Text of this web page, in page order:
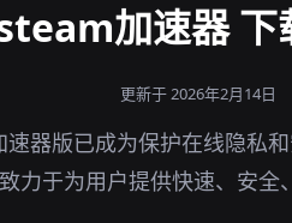
加速器 下
更新于 2026年2月14日
器版已成为保护在线隐私
力于为用户提供快速、安全